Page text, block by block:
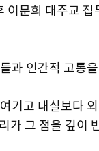
문희 대주교
과 인간적 고통
기고 내실보다
가 그 점을 깊이